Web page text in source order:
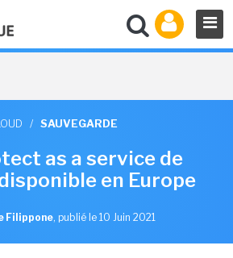
/ SAUVEGARDE
as a service de
en Europe
Filippone, publié le 10 Juin 2021